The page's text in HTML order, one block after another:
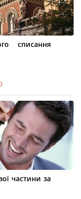
списання
частини за